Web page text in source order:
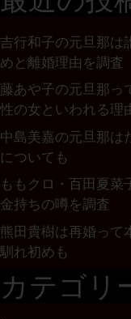
吉行和子の元旦那は
めと離婚理由を調査
藤あや子の元旦那っ
性の女といわれる理
中島美嘉の元旦那は
についても
ももクロ・百田夏菜
金持ちの噂を調査
熊田貴樹は再婚って
馴れ初めも
カテゴリ